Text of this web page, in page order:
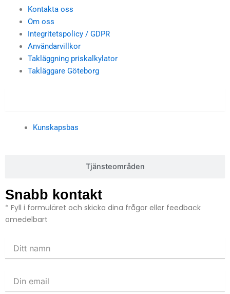
a
g
r
a
m
l
n
Kontakta oss
Om oss
Integritetspolicy / GDPR
Användarvillkor
Takläggning priskalkylator
Takläggare Göteborg
Tjänsteområden
Kunskapsbas
Snabb kontakt
* Fyll i formuläret och skicka dina frågor eller feedback
omedelbart